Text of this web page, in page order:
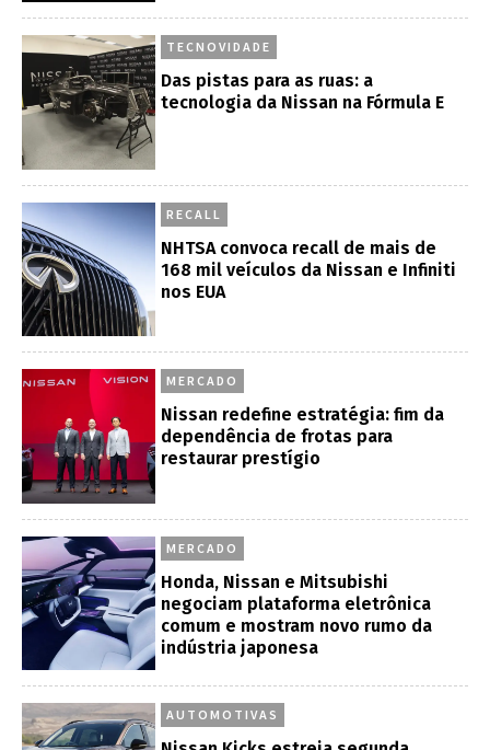
TECNOVIDADE
Das pistas para as ruas: a
tecnologia da Nissan na Fórmula E
RECALL
NHTSA convoca recall de mais de
168 mil veículos da Nissan e Infiniti
nos EUA
MERCADO
Nissan redefine estratégia: fim da
dependência de frotas para
restaurar prestígio
MERCADO
Honda, Nissan e Mitsubishi
negociam plataforma eletrônica
comum e mostram novo rumo da
indústria japonesa
AUTOMOTIVAS